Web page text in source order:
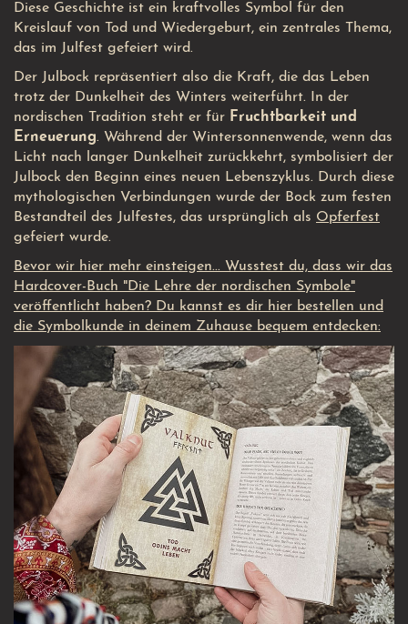
Diese Geschichte ist ein kraftvolles Symbol für den
Kreislauf von Tod und Wiedergeburt, ein zentrales Thema,
das im Julfest gefeiert wird.
Der Julbock repräsentiert also die Kraft, die das Leben
trotz der Dunkelheit des Winters weiterführt. In der
nordischen Tradition steht er für Fruchtbarkeit und
Erneuerung. Während der Wintersonnenwende, wenn das
Licht nach langer Dunkelheit zurückkehrt, symbolisiert der
Julbock den Beginn eines neuen Lebenszyklus. Durch diese
mythologischen Verbindungen wurde der Bock zum festen
Bestandteil des Julfestes, das ursprünglich als Opferfest
gefeiert wurde.
Bevor wir hier mehr einsteigen... Wusstest du, dass wir das
Hardcover-Buch "Die Lehre der nordischen Symbole"
veröffentlicht haben? Du kannst es dir hier bestellen und
die Symbolkunde in deinem Zuhause bequem entdecken: